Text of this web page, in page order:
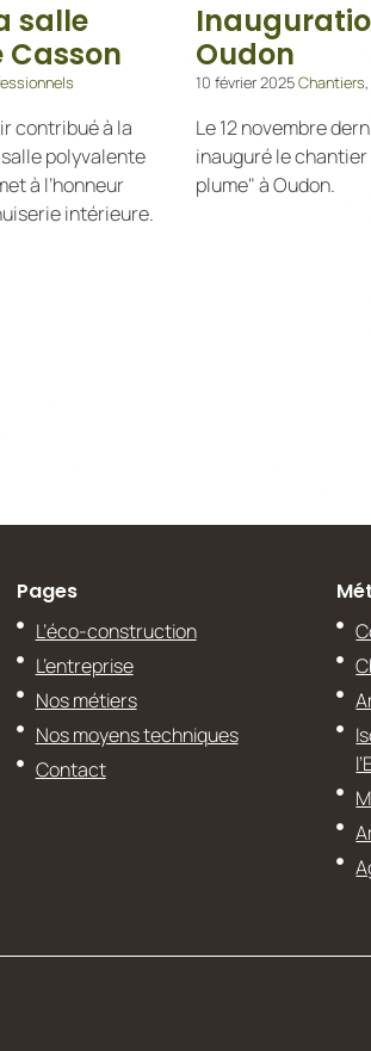
salle
contribué à la
polyvalente
à l’honneur
intérieure.
Oudon
10 février 2025Chantiers,
Le 12 novembre
inauguré le
plume" à Oudon.
Pages
L’éco-construction
L’entreprise
Nos métiers
Nos moyens techniques
Contact